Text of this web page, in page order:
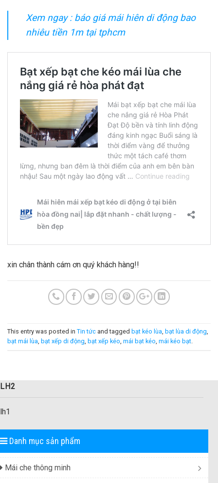
LH2
lh1
Danh mục sản phẩm
Mái che thông minh
Xem ngay : báo giá mái hiên di động bao
nhiêu tiền 1m tại tphcm
xin chân thành cám ơn quý khách hàng!!
This entry was posted in Tin tức and tagged bạt kéo lùa bạt lùa di động
bạt mái lùa bạt xếp di động bạt xếp kéo mái bạt kéo mái kéo bạt